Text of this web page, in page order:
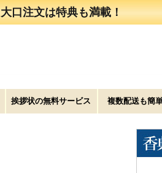
口注文は特典も満載！
挨拶状の無料サービス 複数配送も簡